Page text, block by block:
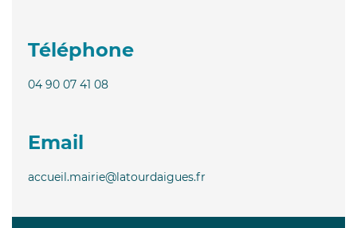
Téléphone
04 90 07 41 08
Email
accueil.mairie@latourdaigues.fr